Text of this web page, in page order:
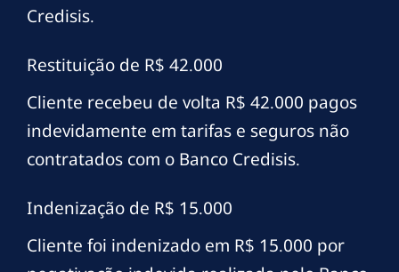
Credisis.
Restituição de R$ 42.000
Cliente recebeu de volta R$ 42.000 pagos
indevidamente em tarifas e seguros não
contratados com o Banco Credisis.
Indenização de R$ 15.000
Cliente foi indenizado em R$ 15.000 por